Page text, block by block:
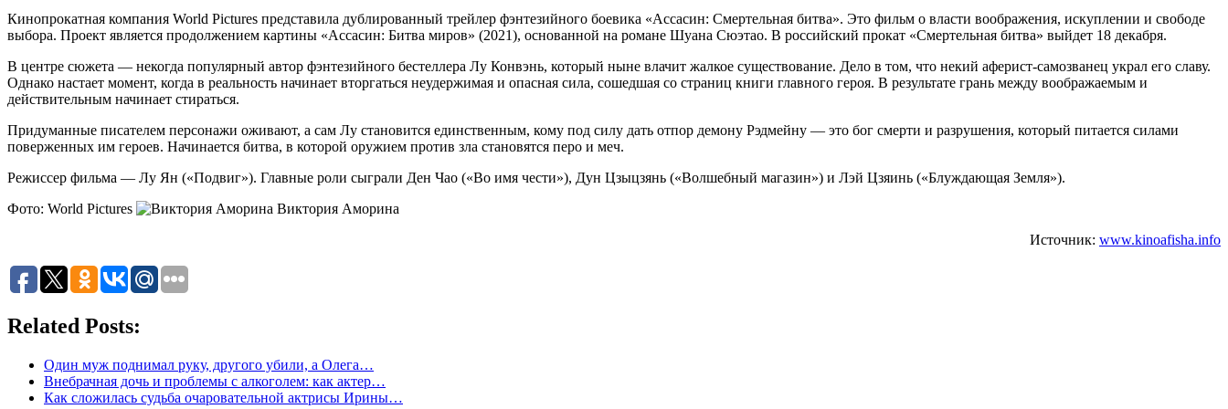
Кинопрокатная компания World Pictures представила дублированный трейлер фэнтезийного боевика «Ассасин: Смертельная битва». Это фильм о власти воображения, искуплении и свободе
выбора. Проект является продолжением картины «Ассасин: Битва миров» (2021), основанной на романе Шуана Сюэтао. В российский прокат «Смертельная битва» выйдет 18 декабря.
В центре сюжета — некогда популярный автор фэнтезийного бестеллера Лу Конвэнь, который ныне влачит жалкое существование. Дело в том, что некий аферист-самозванец украл его славу.
Однако настает момент, когда в реальность начинает вторгаться неудержимая и опасная сила, сошедшая со страниц книги главного героя. В результате грань между воображаемым и
действительным начинает стираться.
Придуманные писателем персонажи оживают, а сам Лу становится единственным, кому под силу дать отпор демону Рэдмейну — это бог смерти и разрушения, который питается силами
поверженных им героев. Начинается битва, в которой оружием против зла становятся перо и меч.
Режиссер фильма — Лу Ян («Подвиг»). Главные роли сыграли Ден Чао («Во имя чести»), Дун Цзыцзянь («Волшебный магазин») и Лэй Цзяинь («Блуждающая Земля»).
Фото: World Pictures
Виктория Аморина
Источник: www.kinoafisha.info
Related Posts:
Один муж поднимал руку, другого убили, а Олега…
Внебрачная дочь и проблемы с алкоголем: как актер…
Как сложилась судьба очаровательной актрисы Ирины…